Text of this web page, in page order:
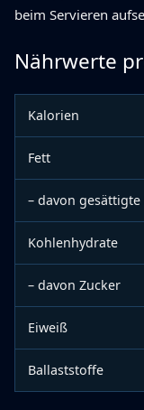
beim Servieren
Nährwerte
Kalorien
Fett
– davon gesättigte
Kohlenhydrate
– davon Zucker
Eiweiß
Ballaststoffe